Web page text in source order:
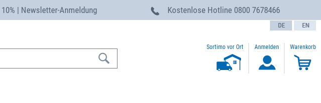
10% | Newsletter-Anmeldung Kostenlose Hotline 0800 7678466
text.language
Sortimo vor Ort Anmelden Warenkorb